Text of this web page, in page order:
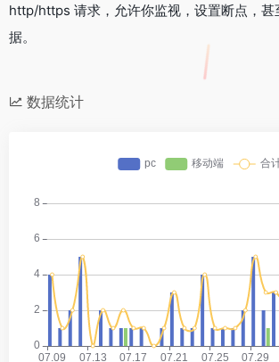
http/https 请求，允许你监视，设置断点，甚
据。
数据统计